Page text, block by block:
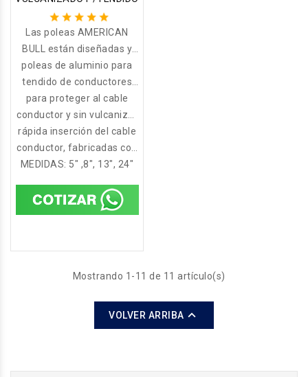
Las poleas AMERICAN
BULL están diseñadas y
fabricadas para soportar
grandes ritmos de trabajo,
en las industrias más
exigentes,
poleas de aluminio para
tendido de conductores
eléctricos de aluminio,
cobre, cables mensajeros,
etc. Con protección
Vulcanizada
para proteger al cable
conductor y sin vulcanizar
cuando no es necesario
protegerlo. Diseñadas con
una apertura lateral para
rápida inserción del cable
conductor, fabricadas con
rodajes en su interior para
MEDIDAS: 5" ,8", 13", 24"
Mostrando 1-11 de 11 artículo(s)
VOLVER ARRIBA 